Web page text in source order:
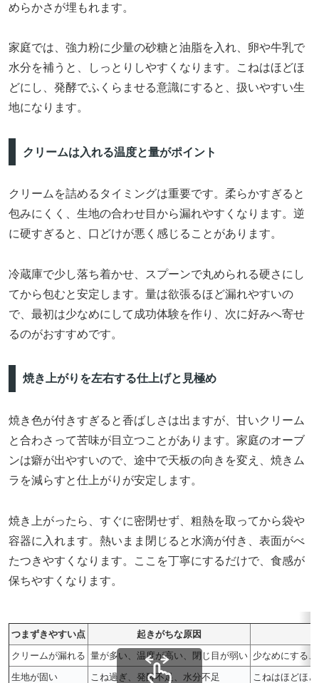
めらかさが埋もれます。
家庭では、強力粉に少量の砂糖と油脂を入れ、卵や牛乳で
水分を補うと、しっとりしやすくなります。こねはほどほ
どにし、発酵でふくらませる意識にすると、扱いやすい生
地になります。
クリームは入れる温度と量がポイント
クリームを詰めるタイミングは重要です。柔らかすぎると
包みにくく、生地の合わせ目から漏れやすくなります。逆
に硬すぎると、口どけが悪く感じることがあります。
冷蔵庫で少し落ち着かせ、スプーンで丸められる硬さにし
てから包むと安定します。量は欲張るほど漏れやすいの
で、最初は少なめにして成功体験を作り、次に好みへ寄せ
るのがおすすめです。
焼き上がりを左右する仕上げと見極め
焼き色が付きすぎると香ばしさは出ますが、甘いクリーム
と合わさって苦味が目立つことがあります。家庭のオーブ
ンは癖が出やすいので、途中で天板の向きを変え、焼きム
ラを減らすと仕上がりが安定します。
焼き上がったら、すぐに密閉せず、粗熱を取ってから袋や
容器に入れます。熱いまま閉じると水滴が付き、表面がべ
たつきやすくなります。ここを丁寧にするだけで、食感が
保ちやすくなります。
つまずきやすい点
起きがちな原因
クリームが漏れる 量が多い、温度が高い、閉じ目が弱い 少なめにする
生地が固い
こね過ぎ、発酵不足、水分不足
こねはほどほ